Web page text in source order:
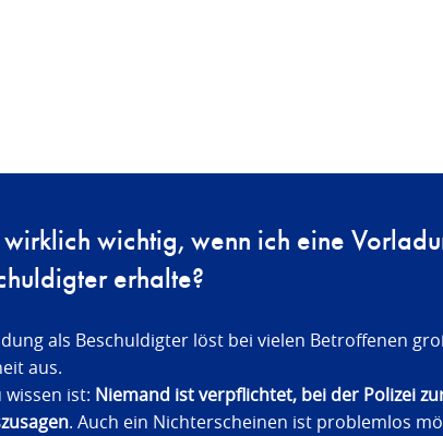
wirklich wichtig, wenn ich eine
erhalte?
als Beschuldigter löst bei vielen Betroffenen
aus.
wissen ist: Niemand ist verpflichtet, bei der Polizei
. Auch ein Nichterscheinen ist problemlos